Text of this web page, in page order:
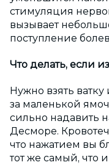
стимуляция
вызывает
поступление
Что делать, если
Нужно взять
за маленькой
сильно надавить
Десморе.
что нажатием вы
тот же самый, что